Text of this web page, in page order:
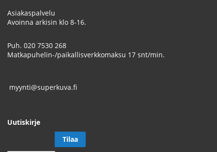
Asiakaspalvelu
Avoinna arkisin klo 8-16.
Puh. 020 7530 268
Matkapuhelin-/paikallisverkkomaksu 17 snt/min.
myynti@superkuva.fi
Uutiskirje
Tilaa